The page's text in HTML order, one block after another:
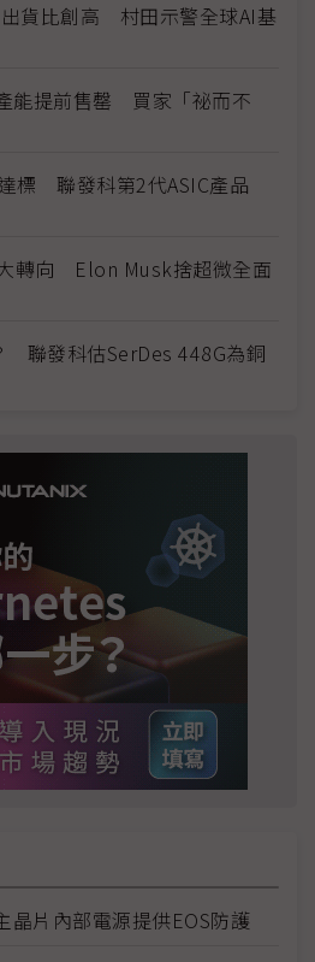
出貨比創高 村田示警全球AI基
能提前售罄 買家「祕而不
標 聯發科第2代ASIC產品
轉向 Elon Musk捨超微全面
聯發科估SerDes 448G為銅
晶片內部電源提供EOS防護